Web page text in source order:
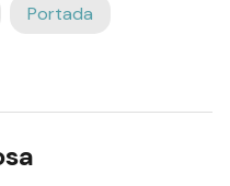
Portada